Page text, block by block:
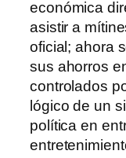
económica
asistir a
oficial; ahora
sus ahorros
controlados
lógico de un
política en